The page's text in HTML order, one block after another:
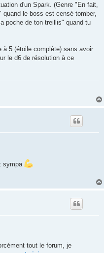
d'un Spark. (Genre "En fait,
le boss est censé tomber,
poche de ton treillis" quand tu
à 5 (étoile complète) sans avoir
le d6 de résolution à ce
sympa
tout le forum, je